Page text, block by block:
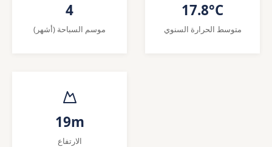
4
موسم السباحة (أشهر)
17.8°C
متوسط الحرارة السنوي
19m
الارتفاع